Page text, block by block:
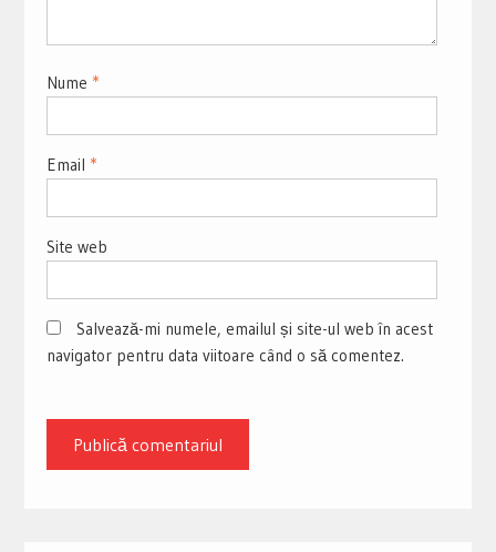
Nume *
Email *
Site web
Salvează-mi numele, emailul și site-ul web în acest
navigator pentru data viitoare când o să comentez.